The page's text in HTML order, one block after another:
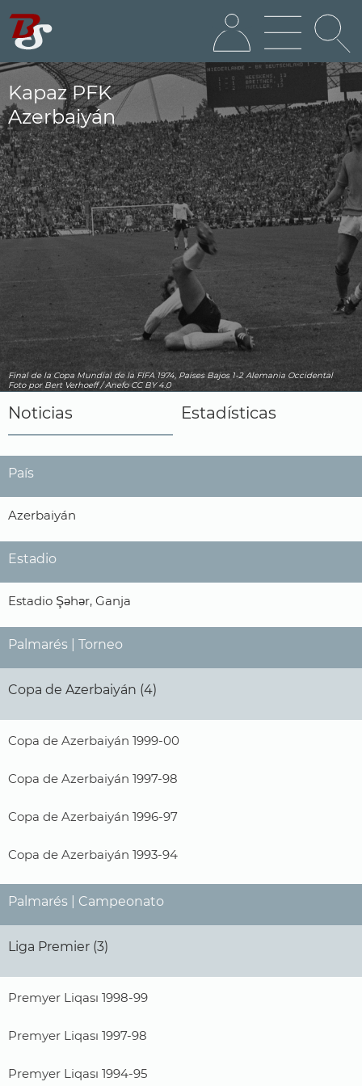
Kapaz PFK
Azerbaiyán
Final de la Copa Mundial de la FIFA 1974, Países Bajos 1-2 Alemania Occidental
Fotopor Bert Verhoeff / Anefo CC BY 4.0
Noticias Estadísticas
País
Azerbaiyán
Estadio
Estadio Şəhər, Ganja
Palmarés | Torneo
Copa de Azerbaiyán (4)
Copa de Azerbaiyán 1999-00
Copa de Azerbaiyán 1997-98
Copa de Azerbaiyán 1996-97
Copa de Azerbaiyán 1993-94
Palmarés | Campeonato
Liga Premier (3)
Premyer Liqası 1998-99
Premyer Liqası 1997-98
Premyer Liqası 1994-95